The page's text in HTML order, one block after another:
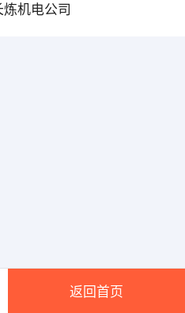
机电公司
返回首页